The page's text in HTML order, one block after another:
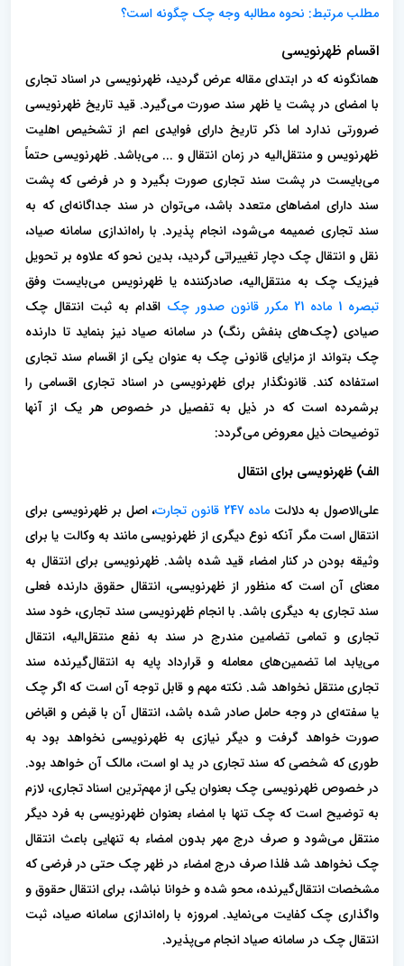
مطلب مرتبط: نحوه مطالبه وجه چک چگونه است؟
اقسام ظهرنویسی
همانگونه که در ابتدای مقاله عرض گردید، ظهرنویسی در اسناد تجاری
با امضای در پشت یا ظهر سند صورت می‌گیرد. قید تاریخ ظهرنویسی
ضرورتی ندارد اما ذکر تاریخ دارای فوایدی اعم از تشخیص اهلیت
ظهرنویس و منتقل‌الیه در زمان انتقال و ... می‌باشد. ظهرنویسی حتماً
می‌بایست در پشت سند تجاری صورت بگیرد و در فرضی که پشت
سند دارای امضاهای متعدد باشد، می‌توان در سند جداگانه‌ای که به
سند تجاری ضمیمه می‌شود، انجام پذیرد. با راه‌اندازی سامانه صیاد،
نقل و انتقال چک دچار تغییراتی گردید، بدین نحو که علاوه بر تحویل
فیزیک چک به منتقل‌الیه، صادرکننده یا ظهرنویس می‌بایست وفق
تبصره 1 ماده 21 مکرر قانون صدور چک
اقدام به ثبت انتقال چک
صیادی (چک‌های بنفش رنگ) در سامانه صیاد نیز بنماید تا دارنده
چک بتواند از مزایای قانونی چک به عنوان یکی از اقسام سند تجاری
استفاده کند. قانونگذار برای ظهرنویسی در اسناد تجاری اقسامی را
برشمرده است که در ذیل به تفصیل در خصوص هر یک از آنها
توضیحات ذیل معروض می‌گردد:
الف) ظهرنویسی برای انتقال
علی‌الاصول به دلالت ماده 247 قانون تجارت
، اصل بر ظهرنویسی برای
انتقال است مگر آنکه نوع دیگری از ظهرنویسی مانند به وکالت یا برای
وثیقه بودن در کنار امضاء قید شده باشد. ظهرنویسی برای انتقال به
معنای آن است که منظور از ظهرنویسی، انتقال حقوق دارنده فعلی
سند تجاری به دیگری باشد. با انجام ظهرنویسی سند تجاری، خود سند
تجاری و تمامی تضامین مندرج در سند به نفع منتقل‌الیه، انتقال
می‌یابد اما تضمین‌های معامله و قرارداد پایه به انتقال‌گیرنده سند
تجاری منتقل نخواهد شد. نکته مهم و قابل توجه آن است که اگر چک
یا سفته‌ای در وجه حامل صادر شده باشد، انتقال آن با قبض و اقباض
صورت خواهد گرفت و دیگر نیازی به ظهرنویسی نخواهد بود به
طوری که شخصی که سند تجاری در ید او است، مالک آن خواهد بود.
در خصوص ظهرنویسی چک بعنوان یکی از مهم‌ترین اسناد تجاری، لازم
به توضیح است که چک تنها با امضاء بعنوان ظهرنویسی به فرد دیگر
منتقل می‌شود و‌ صرف درج مهر بدون امضاء به تنهایی باعث انتقال
چک نخواهد شد فلذا صرف درج امضاء در ظهر چک حتی در فرضی که
مشخصات انتقال‌گیرنده، محو شده و خوانا نباشد، برای انتقال حقوق و‌
واگذاری چک کفایت می‌نماید. امروزه با راه‌اندازی سامانه صیاد، ثبت
انتقال چک در سامانه صیاد انجام می‌پذیرد.